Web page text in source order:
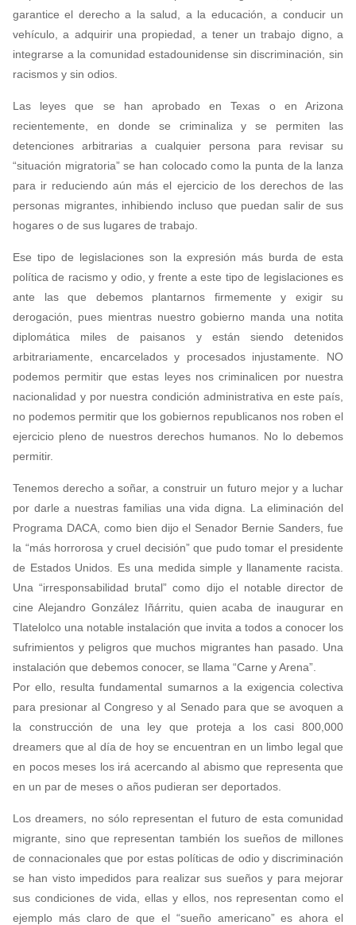
garantice el derecho a la salud, a la educación, a conducir un
vehículo, a adquirir una propiedad, a tener un trabajo digno, a
integrarse a la comunidad estadounidense sin discriminación, sin
racismos y sin odios.
Las leyes que se han aprobado en Texas o en Arizona
recientemente, en donde se criminaliza y se permiten las
detenciones arbitrarias a cualquier persona para revisar su
“situación migratoria” se han colocado como la punta de la lanza
para ir reduciendo aún más el ejercicio de los derechos de las
personas migrantes, inhibiendo incluso que puedan salir de sus
hogares o de sus lugares de trabajo.
Ese tipo de legislaciones son la expresión más burda de esta
política de racismo y odio, y frente a este tipo de legislaciones es
ante las que debemos plantarnos firmemente y exigir su
derogación, pues mientras nuestro gobierno manda una notita
diplomática miles de paisanos y están siendo detenidos
arbitrariamente, encarcelados y procesados injustamente. NO
podemos permitir que estas leyes nos criminalicen por nuestra
nacionalidad y por nuestra condición administrativa en este país,
no podemos permitir que los gobiernos republicanos nos roben el
ejercicio pleno de nuestros derechos humanos. No lo debemos
permitir.
Tenemos derecho a soñar, a construir un futuro mejor y a luchar
por darle a nuestras familias una vida digna. La eliminación del
Programa DACA, como bien dijo el Senador Bernie Sanders, fue
la “más horrorosa y cruel decisión” que pudo tomar el presidente
de Estados Unidos. Es una medida simple y llanamente racista.
Una “irresponsabilidad brutal” como dijo el notable director de
cine Alejandro González Iñárritu, quien acaba de inaugurar en
Tlatelolco una notable instalación que invita a todos a conocer los
sufrimientos y peligros que muchos migrantes han pasado. Una
instalación que debemos conocer, se llama “Carne y Arena”.
Por ello, resulta fundamental sumarnos a la exigencia colectiva
para presionar al Congreso y al Senado para que se avoquen a
la construcción de una ley que proteja a los casi 800,000
dreamers que al día de hoy se encuentran en un limbo legal que
en pocos meses los irá acercando al abismo que representa que
en un par de meses o años pudieran ser deportados.
Los dreamers, no sólo representan el futuro de esta comunidad
migrante, sino que representan también los sueños de millones
de connacionales que por estas políticas de odio y discriminación
se han visto impedidos para realizar sus sueños y para mejorar
sus condiciones de vida, ellas y ellos, nos representan como el
ejemplo más claro de que el “sueño americano” es ahora el